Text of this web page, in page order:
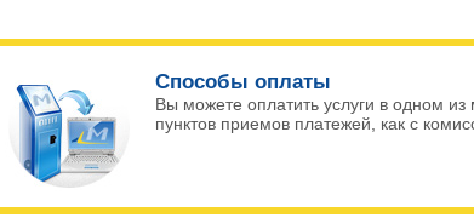
Способы оплаты
Вы можете оплатить услуги в одном из
пунктов приемов платежей, как с
Prev